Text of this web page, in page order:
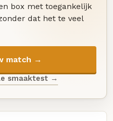
box met toegankelijk
dat het te veel
match →
smaaktest →